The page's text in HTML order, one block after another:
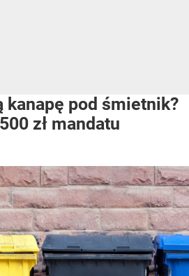
kanapę pod śmietnik?
zł mandatu